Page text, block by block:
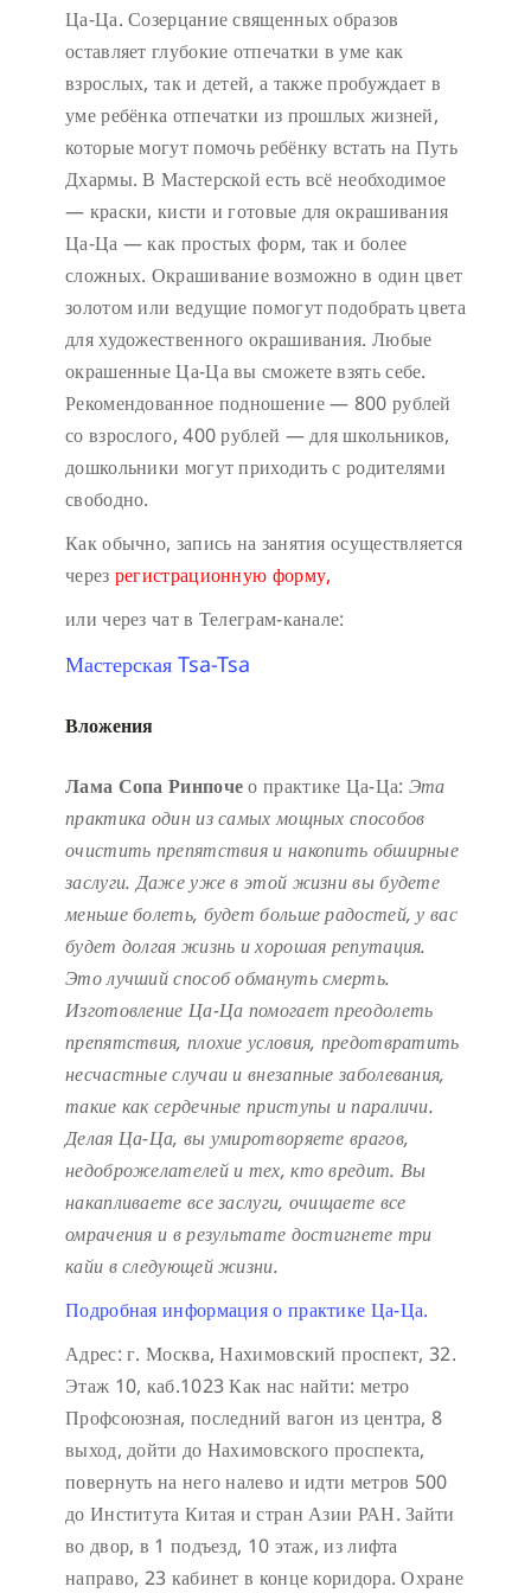
Ца-Ца. Созерцание священных образов
оставляет глубокие отпечатки в уме как
взрослых, так и детей, а также пробуждает в
уме ребёнка отпечатки из прошлых жизней,
которые могут помочь ребёнку встать на Путь
Дхармы. В Мастерской есть всё необходимое
— краски, кисти и готовые для окрашивания
Ца-Ца — как простых форм, так и более
сложных. Окрашивание возможно в один цвет
золотом или ведущие помогут подобрать цвета
для художественного окрашивания. Любые
окрашенные Ца-Ца вы сможете взять себе.
Рекомендованное подношение — 800 рублей
со взрослого, 400 рублей — для школьников,
дошкольники могут приходить с родителями
свободно.
Как обычно, запись на занятия осуществляется
через регистрационную форму,
или через чат в Телеграм-канале:
Мастерская Tsa-Tsa
Вложения
Лама Сопа Ринпочео практике Ца-Ца: Эта
практика один из самых мощных способов
очистить препятствия и накопить обширные
заслуги. Даже уже в этой жизни вы будете
меньше болеть, будет больше радостей, у вас
будет долгая жизнь и хорошая репутация.
Это лучший способ обмануть смерть.
Изготовление Ца-Ца помогает преодолеть
препятствия, плохие условия, предотвратить
несчастные случаи и внезапные заболевания,
такие как сердечные приступы и параличи.
Делая Ца-Ца, вы умиротворяете врагов,
недоброжелателей и тех, кто вредит. Вы
накапливаете все заслуги, очищаете все
омрачения и в результате достигнете три
кайи в следующей жизни.
Подробная информация о практике Ца-Ца.
Адрес: г. Москва, Нахимовский проспект, 32.
Этаж 10, каб.1023Как нас найти: метро
Профсоюзная, последний вагон из центра, 8
выход, дойти до Нахимовского проспекта,
повернуть на него налево и идти метров 500
до Института Китая и стран Азии РАН. Зайти
во двор, в 1 подъезд, 10 этаж, из лифта
направо, 23 кабинет в конце коридора. Охране